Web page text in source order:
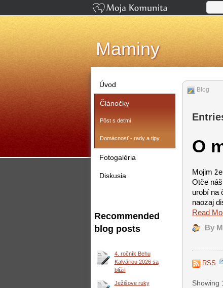
Maminy
Blog
O
Mojim
Otče
urobí na
naozaj
Read
By
RSS
Showing
Úvod
Článočky
Pôst s deťmi
Domácnosť - rady a tipy
Fotogaléria
Diskusia
Recommended
blog posts
4. ročník Behu
Kalváriou 2026 sa
blíži!
Ježišove ruky